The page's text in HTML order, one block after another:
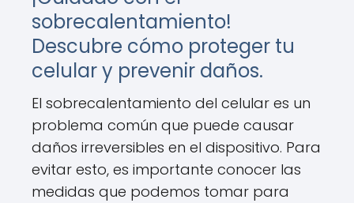
sobrecalentamiento!
Descubre cómo proteger tu
celular y prevenir daños.
El sobrecalentamiento del celular es un
problema común que puede causar
daños irreversibles en el dispositivo. Para
evitar esto, es importante conocer las
medidas que podemos tomar para